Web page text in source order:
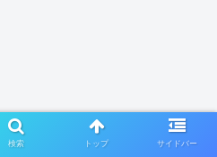
検索 トップ サイドバー